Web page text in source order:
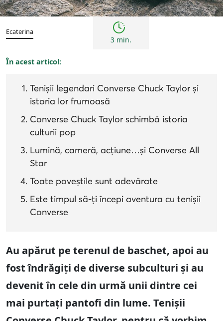
Bărbați Femei Istorie Retro
Ecaterina
3 min.
În acest articol:
Tenișii legendari Converse Chuck Taylor și
istoria lor frumoasă
Converse Chuck Taylor schimbă istoria
culturii pop
Lumină, cameră, acțiune…și Converse All
Star
Toate poveștile sunt adevărate
Este timpul să-ți începi aventura cu tenișii
Converse
Au apărut pe terenul de baschet, apoi au
fost îndrăgiți de diverse subculturi și au
devenit în cele din urmă unii dintre cei
mai purtați pantofi din lume. Tenișii